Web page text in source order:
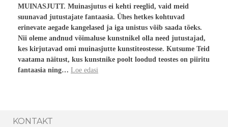
MUINASJUTT. Muinasjutus ei kehti reeglid, vaid meid
suunavad jutustajate fantaasia. Ühes hetkes kohtuvad
erinevate aegade kangelased ja iga unistus võib saada tõeks.
Nii oleme andnud võimaluse kunstnikel olla need jutustajad,
kes kirjutavad omi muinasjutte kunstiteostesse. Kutsume Teid
vaatama näitust, kus kunstnike poolt loodud teostes on piiritu
fantaasia ning… Loe edasi
KONTAKT